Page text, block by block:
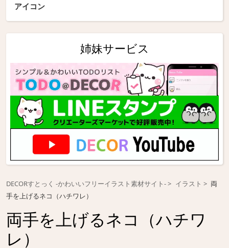
アイコン
姉妹サービス
DECORすとっく -かわいいフリーイラスト素材サイト- イラスト
両
手を上げるネコ（ハチワレ）
両手を上げるネコ（ハチワ
レ）